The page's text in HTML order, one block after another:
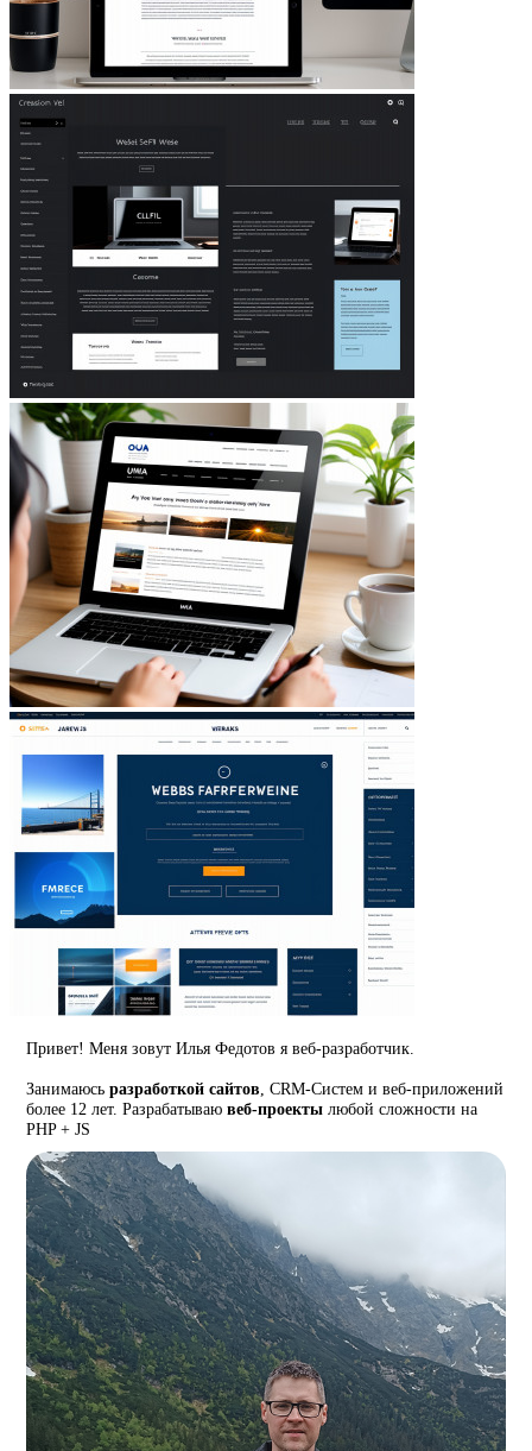
Привет! Меня зовут Илья Федотов я веб-разработчик.
Занимаюсьразработкой сайтов , CRM-Систем и веб-приложений
более 12 лет. Разрабатываювеб-проекты любой сложности на
PHP + JS